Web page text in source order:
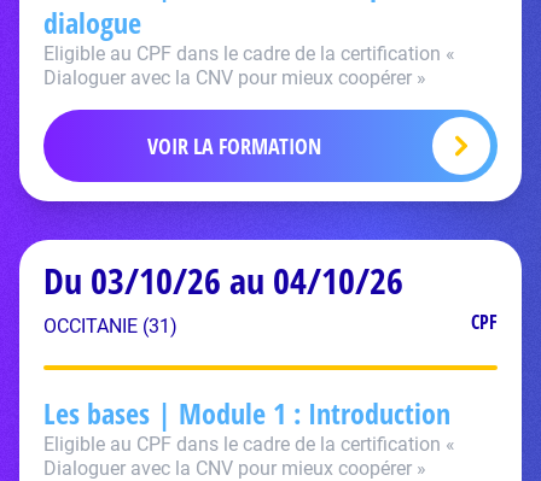
dialogue
Eligible au CPF dans le cadre de la certification «
Dialoguer avec la CNV pour mieux coopérer »
VOIR LA FORMATION
Du 03/10/26 au 04/10/26
OCCITANIE (31) CPF
Les bases | Module 1 : Introduction
Eligible au CPF dans le cadre de la certification «
Dialoguer avec la CNV pour mieux coopérer »